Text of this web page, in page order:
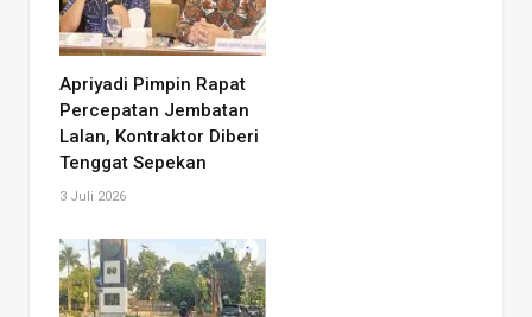
Apriyadi Pimpin Rapat
Percepatan Jembatan
Lalan, Kontraktor Diberi
Tenggat Sepekan
3 Juli 2026